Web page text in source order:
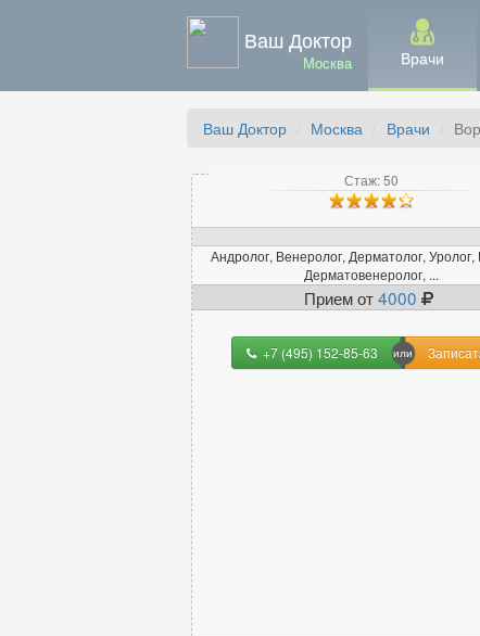
Ваш Доктор
Москва Врачи
Ваш Доктор Москва Врачи
Стаж: 50
Андролог, Венеролог, Дерматолог, Уролог,
Дерматовенеролог, ...
Прием от4000
+7 (495) 152-85-63